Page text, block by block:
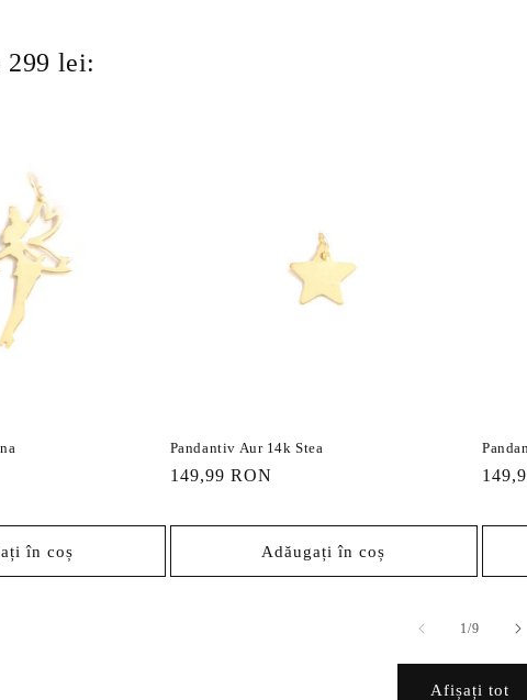
299 lei:
în coș
Pandantiv Aur 14k Stea
Preț
149,99 RON
Adăugați în coș
Preț
1/din
9
Afișați tot